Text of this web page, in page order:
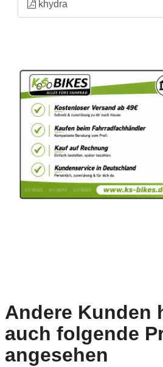
khydra
Andere Kunden
auch folgende
angesehen